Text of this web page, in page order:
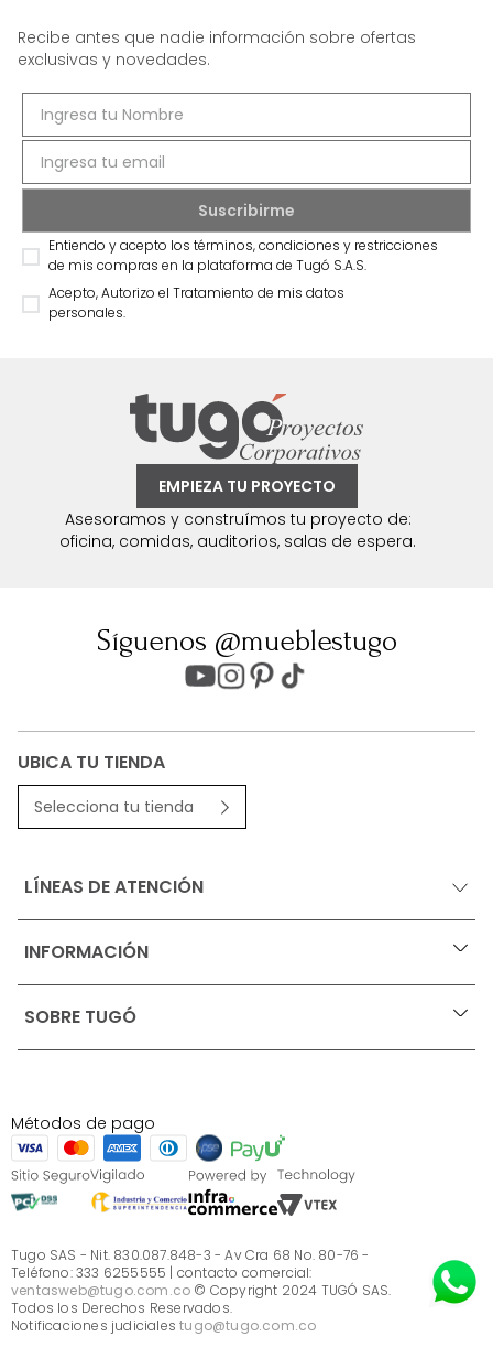
Recibe antes que nadie información sobre ofertas
exclusivas y novedades.
Entiendo y acepto los términos, condiciones y restricciones
de mis compras en la plataforma de Tugó S.A.S.
Acepto, Autorizo el Tratamiento de mis datos
personales.
EMPIEZA TU PROYECTO
Asesoramos y construímos tu proyecto de:
oficina, comidas, auditorios, salas de espera.
Síguenos @mueblestugo
UBICA TU TIENDA
Selecciona tu tienda
LÍNEAS DE ATENCIÓN
INFORMACIÓN +
Ofertas vigentes
Términos, condiciones y restricciones para productos
S.A.S
Términos, condiciones y restricciones Tugó S.A.S
Instructivo cuidado de muebles
Sé parte de Tugó
¿Quiénes somos?
Servicio al cliente
SOBRE TUGÓ +
¿Quieres vender en Tugó?
Métodos de pago
Tugo SAS - Nit. 830.087.848-3 - Av Cra 68 No. 80-76 -
Teléfono: 333 6255555 | contacto comercial:
ventasweb@tugo.com.co © Copyright 2024 TUGÓ SAS.
Todos los Derechos Reservados.
Notificaciones judicialestugo@tugo.com.co